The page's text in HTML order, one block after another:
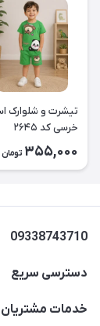
تیشرت و شلوارک
خرسی کد ۲۶۴۵
355,000 تومان
09338743710
دسترسی سریع
حساب کاربری
خدمات مشتریان